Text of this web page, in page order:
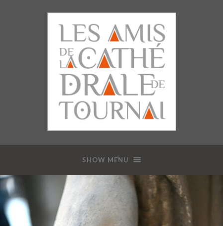
SHOW MENU